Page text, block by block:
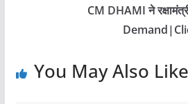
CM DHAMI ने
You May Also Like